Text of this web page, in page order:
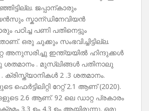
ജപ്പാന്കാരും
സ്കാന്ഡിനേവിയൻ
പഠിച്ച പണി പതിനെട്ടും
ഒരു ചുക്കും സംഭവിച്ചിട്ടില്ല.
അനുസരിച്ചു ഇന്ത്യയിൽ ഹിന്ദുക്കൾ
. മുസ്ലിങ്ങൾ പതിനാലു
ക്രിസ്ത്യാനികൾ 2 .3 ശതമാനം.
ഫെർട്ടിലിറ്റി റേറ്റ് 2.1 ആണ് (2020).
2.6 ആണ്. 92 ലെ ഡാറ്റ പ്രകാരം
3.3 ഉം 4.3 ഉം ആയിരുന്നു. ഒരു